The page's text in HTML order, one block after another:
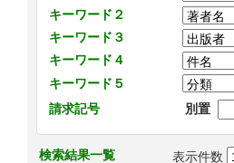
キーワード２
キーワード３
キーワード４
キーワード５
請求記号
別置
検索結果一覧 表示件数